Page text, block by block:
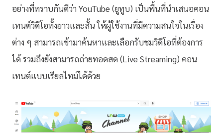
อย่างที่ทราบกันดีว่า YouTube (ยูทูบ) เป็นพื้นที่นำเสนอคอน
เทนต์วิดีโอทั้งยาวและสั้น ให้ผู้ใช้งานที่มีความสนใจในเรื่อง
ต่าง ๆ สามารถเข้ามาค้นหาและเลือกรับชมวิดีโอที่ต้องการ
ได้ รวมถึงยังสามารถถ่ายทอดสด (Live Streaming) คอน
เทนต์แบบเรียลไทม์ได้ด้วย